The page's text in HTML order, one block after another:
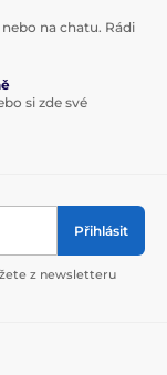
na chatu. Rádi
si zde své
Přihlásit
z newsletteru